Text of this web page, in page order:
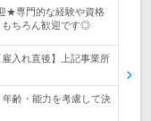
★専門的な経験や資格
もちろん歓迎です◎
入れ直後】上記事業所
齢・能力を考慮して決